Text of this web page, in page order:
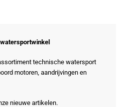
technische watersport
motoren, aandrijvingen en
nieuwe artikelen.